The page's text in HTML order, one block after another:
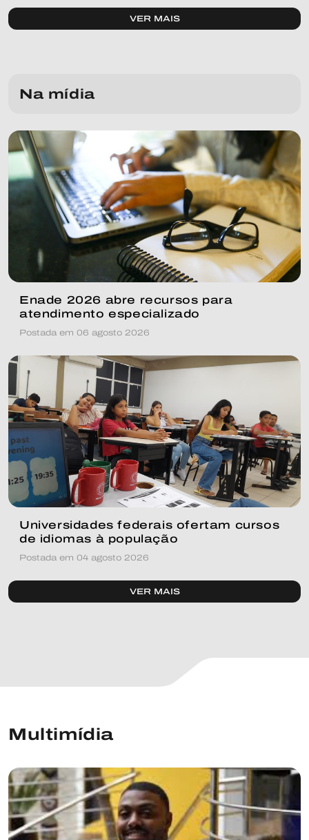
VER MAIS
Na mídia
Enade 2026 abre recursos para
atendimento especializado
Postada em 06 agosto 2026
Universidades federais ofertam cursos
de idiomas à população
Postada em 04 agosto 2026
VER MAIS
Multimídia